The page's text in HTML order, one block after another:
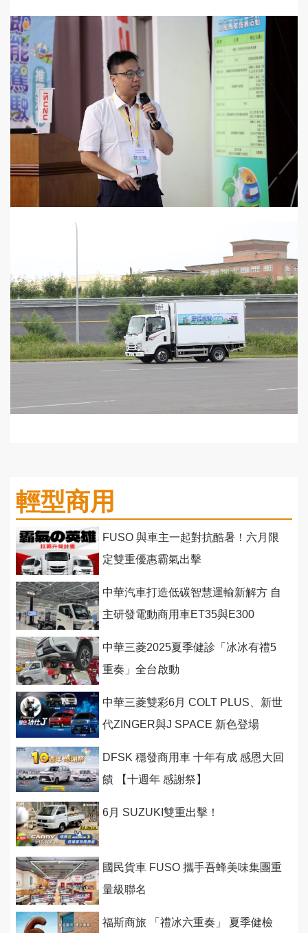
輕型商用
FUSO 與車主一起對抗酷暑！六月限
定雙重優惠霸氣出擊
中華汽車打造低碳智慧運輸新解方 自
主研發電動商用車ET35與E300
中華三菱2025夏季健診「冰冰有禮5
重奏」全台啟動
中華三菱雙彩6月 COLT PLUS、新世
代ZINGER與J SPACE 新色登場
DFSK 穩發商用車 十年有成 感恩大回
饋 【十週年 感謝祭】
6月 SUZUKI雙重出擊！
國民貨車 FUSO 攜手吾蜂美味集團重
量級聯名
福斯商旅 「禮冰六重奏」 夏季健檢